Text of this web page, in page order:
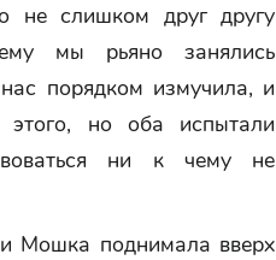
не слишком друг другу
мы рьяно занялись
порядком измучила, и
но оба испытали
ни к чему не
Мошка поднимала вверх